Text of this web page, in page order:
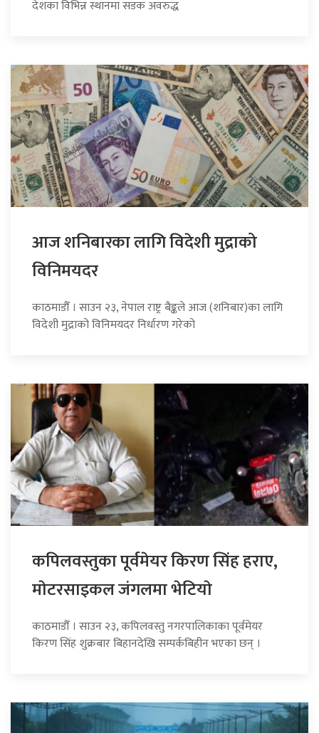
देशका विभिन्न स्थानमा सडक अवरुद्ध
आज शनिबारका लागि विदेशी मुद्राको
विनिमयदर
काठमाडौँ । साउन २३, नेपाल राष्ट्र बैङ्कले आज (शनिबार)का लागि
विदेशी मुद्राको विनिमयदर निर्धारण गरेको
कपिलवस्तुका पूर्वमेयर किरण सिंह हराए,
माेटरसाइकल जंगलमा भेटियाे
काठमाडौँ । साउन २३, कपिलवस्तु नगरपालिकाका पूर्वमेयर
किरण सिंह शुक्रबार बिहानदेखि सम्पर्कबिहीन भएका छन् ।